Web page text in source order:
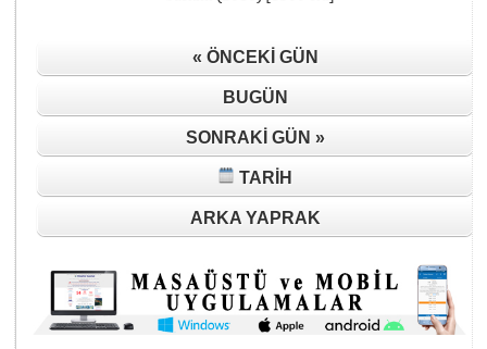
« ÖNCEKI GÜN
BUGÜN
SONRAKI GÜN »
TARIH
ARKA YAPRAK